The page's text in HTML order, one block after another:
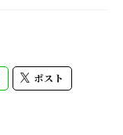
ポスト